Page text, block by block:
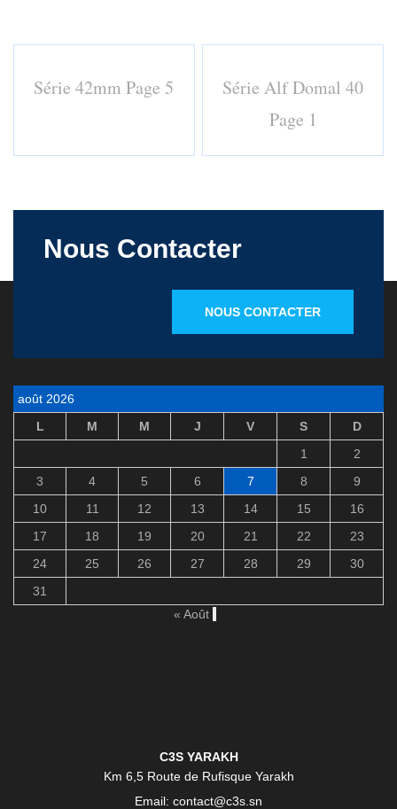
Série 42mm Page 5
Série Alf Domal 40
Page 1
Nous Contacter
NOUS CONTACTER
août 2026
L
M M J V S
D
1
2
3
4 5 6 7 8
9
10
11 12 13 14 15
16
17
18 19 20 21 22
23
24
25 26 27 28 29
30
31
« Août
C3S YARAKH
Km 6,5 Route de Rufisque Yarakh
Email: contact@c3s.sn